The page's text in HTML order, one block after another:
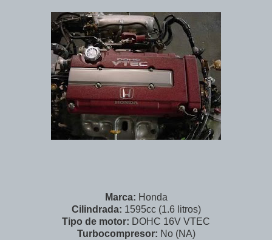
Marca: Honda
Cilindrada: 1595cc (1.6 litros)
Tipo de motor: DOHC 16V VTEC
Turbocompresor: No (NA)